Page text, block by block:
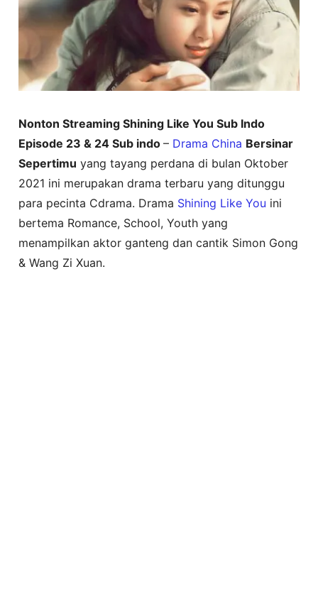
Nonton Streaming Shining Like You Sub Indo
Episode 23 & 24 Sub indo– Drama China Bersinar
Sepertimu yang tayang perdana di bulan Oktober
2021 ini merupakan drama terbaru yang ditunggu
para pecinta Cdrama. Drama Shining Like You ini
bertema Romance, School, Youth yang
menampilkan aktor ganteng dan cantik Simon Gong
& Wang Zi Xuan.